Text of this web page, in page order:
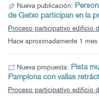
Hace aproximadamente 1 mes
Nueva publicación:
de Getxo participan en la
Proceso participativo edificio
Nueva propuesta: Pista
Pamplona con vallas
Proceso participativo edificio